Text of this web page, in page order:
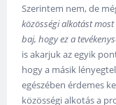
Szerintem nem, de
közösségi alkotást
baj, hogy ez a
is akarjuk az egyik
hogy a másik
egészében érdemes
közösségi alkotás a